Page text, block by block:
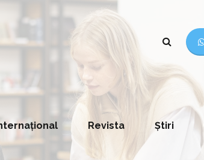
Revista Știri